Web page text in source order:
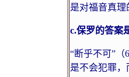
是对福音真理
c.保罗的答案
“断乎不可”（
是不会犯罪